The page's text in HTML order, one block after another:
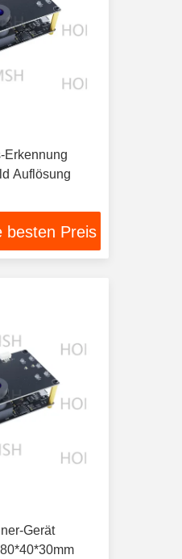
Erkennung
Auflösung
besten Preis
Gerät